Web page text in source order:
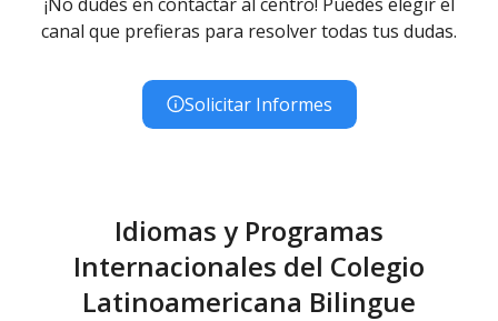
canal que prefieras para resolver todas tus dudas.
Solicitar Informes
Idiomas y Programas
Internacionales del Colegio
Latinoamericana Bilingue